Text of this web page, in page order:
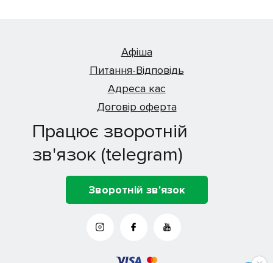
Афіша
Питання-Відповідь
Адреса кас
Договір оферта
Працює зворотній
зв'язок (telegram)
Зворотній зв'язок